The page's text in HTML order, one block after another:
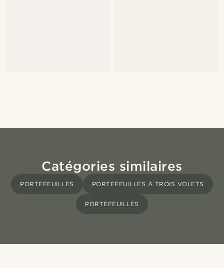
Catégories similaires
PORTEFEUILLES PORTEFEUILLES À TROIS VOLETS
PORTEFEUILLES